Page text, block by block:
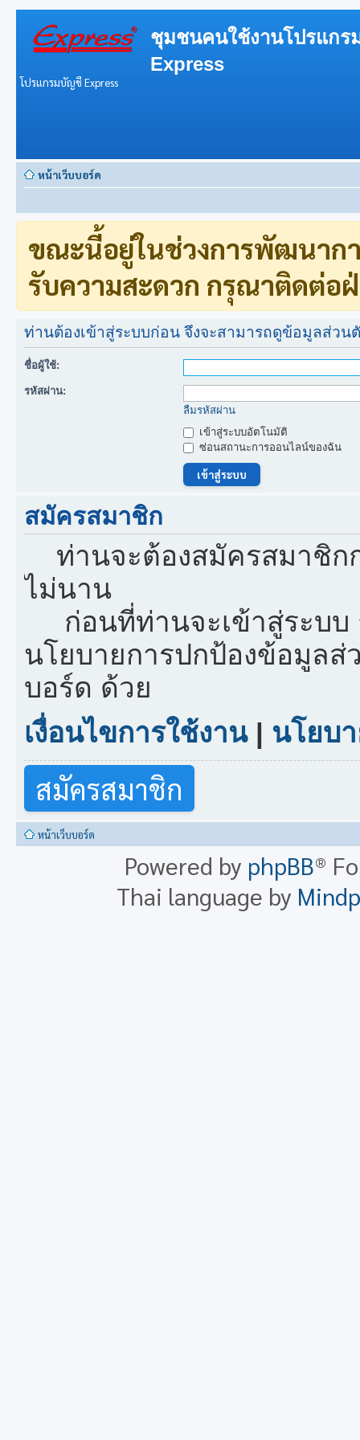
ชุมชนคนใช้งานโปรแก
Express
โปรแกรมบัญชี Express
หน้าเว็บบอร์ด
ขณะนี้อยู่ในช่วงการพัฒนาก
รับความสะดวก กรุณาติดต่อ
ท่านต้องเข้าสู่ระบบก่อน จึงจะสามารถดูข้อมูลส่วน
ชื่อผู้ใช้:
รหัสผ่าน:
ลืมรหัสผ่าน
เข้าสู่ระบบอัตโนมัติ
ซ่อนสถานะการออนไลน์ของฉัน
สมัครสมาชิก
ท่านจะต้องสมัครสมาชิก
ไม่นาน
ก่อนที่ท่านจะเข้าสู่ระบบ
นโยบายการปกป้องข้อมูล
บอร์ด ด้วย
เงื่อนไขการใช้งาน| นโยบ
สมัครสมาชิก
หน้าเว็บบอร์ด
Powered by phpBB®
Thai language by